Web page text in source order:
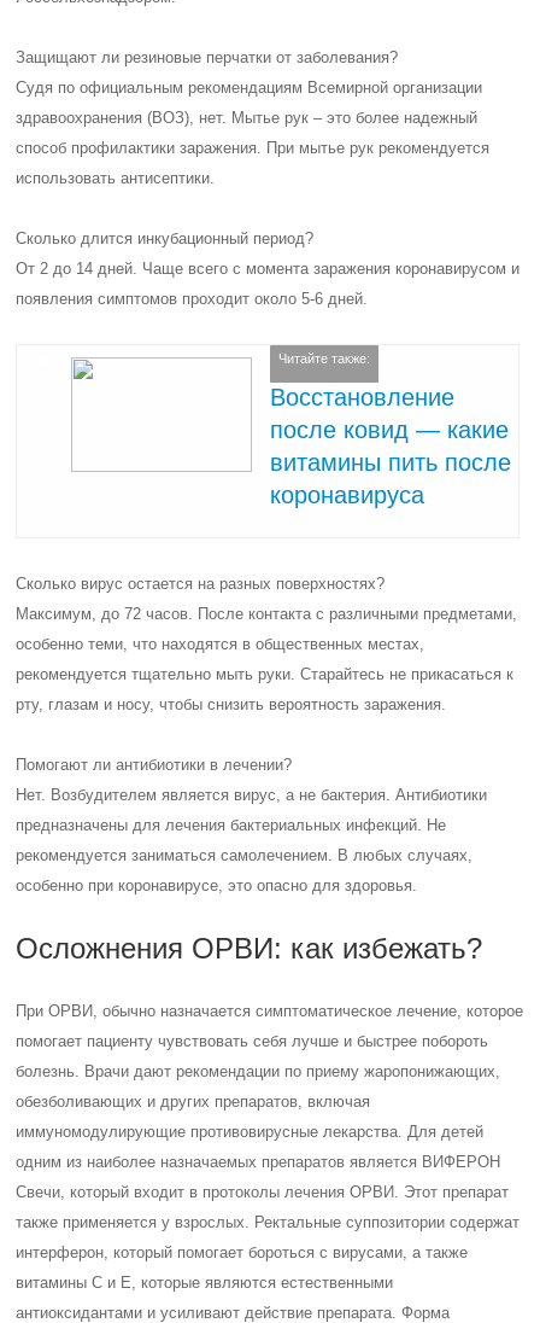
Защищают ли резиновые перчатки от заболевания?
Судя по официальным рекомендациям Всемирной организации
здравоохранения (ВОЗ), нет. Мытье рук – это более надежный
способ профилактики заражения. При мытье рук рекомендуется
использовать антисептики.
Сколько длится инкубационный период?
От 2 до 14 дней. Чаще всего с момента заражения коронавирусом и
появления симптомов проходит около 5-6 дней.
Читайте также:
Восстановление
после ковид — какие
витамины пить после
коронавируса
Сколько вирус остается на разных поверхностях?
Максимум, до 72 часов. После контакта с различными предметами,
особенно теми, что находятся в общественных местах,
рекомендуется тщательно мыть руки. Старайтесь не прикасаться к
рту, глазам и носу, чтобы снизить вероятность заражения.
Помогают ли антибиотики в лечении?
Нет. Возбудителем является вирус, а не бактерия. Антибиотики
предназначены для лечения бактериальных инфекций. Не
рекомендуется заниматься самолечением. В любых случаях,
особенно при коронавирусе, это опасно для здоровья.
Осложнения ОРВИ: как избежать?
При ОРВИ, обычно назначается симптоматическое лечение, которое
помогает пациенту чувствовать себя лучше и быстрее побороть
болезнь. Врачи дают рекомендации по приему жаропонижающих,
обезболивающих и других препаратов, включая
иммуномодулирующие противовирусные лекарства. Для детей
одним из наиболее назначаемых препаратов является ВИФЕРОН
Свечи, который входит в протоколы лечения ОРВИ. Этот препарат
также применяется у взрослых. Ректальные суппозитории содержат
интерферон, который помогает бороться с вирусами, а также
витамины С и Е, которые являются естественными
антиоксидантами и усиливают действие препарата. Форма